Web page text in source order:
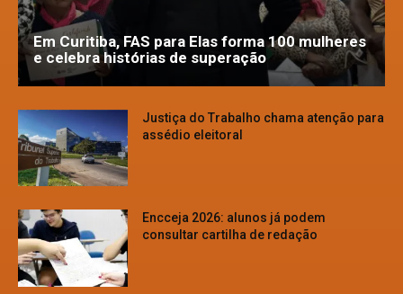
Em Curitiba, FAS para Elas forma 100 mulheres
e celebra histórias de superação
Justiça do Trabalho chama atenção para
assédio eleitoral
Encceja 2026: alunos já podem
consultar cartilha de redação